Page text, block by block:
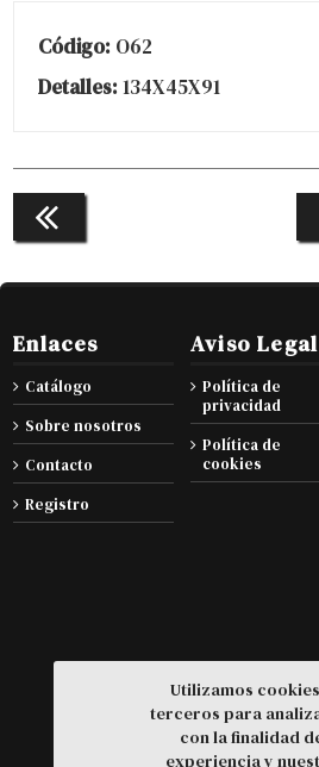
Código: O62
Detalles: 134X45X91
Enlaces
Catálogo
Sobre nosotros
Contacto
Registro
Aviso Legal
Política de
privacidad
Política de
cookies
Utilizamos
terceros para
con la finalidad
experiencia y